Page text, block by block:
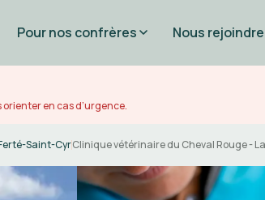
Pour nos confrères Nous rejoindre
en cas d’urgence.
Saint-CyrClinique vétérinaire du Cheval Rouge -